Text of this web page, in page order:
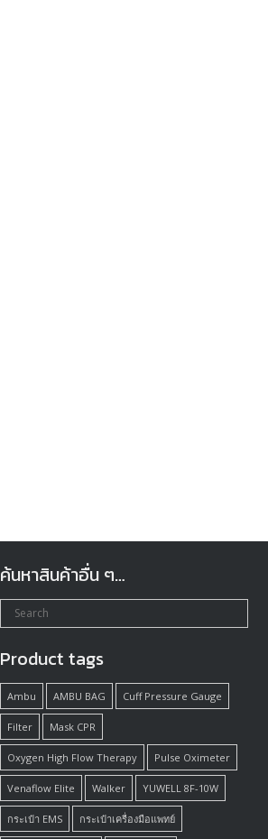
ค้นหาสินค้าอื่น ๆ…
Product tags
Ambu AMBU BAG Cuff Pressure Gauge
Filter Mask CPR
Oxygen High Flow Therapy Pulse Oximeter
Venaflow Elite Walker YUWELL 8F-10W
กระเป๋า EMS กระเป๋าเครื่องมือแพทย์